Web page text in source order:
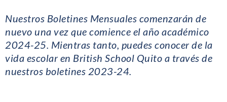
Nuestros Boletines Mensuales comenzarán de
nuevo una vez que comience el año académico
2024-25. Mientras tanto, puedes conocer de la
vida escolar en British School Quito a través de
nuestros boletines 2023-24.